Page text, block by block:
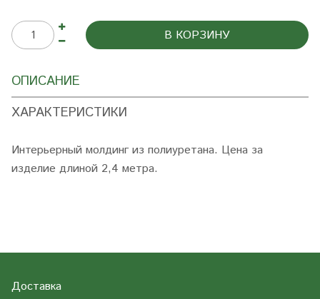
В КОРЗИНУ
ОПИСАНИЕ
ХАРАКТЕРИСТИКИ
Интерьерный молдинг из полиуретана. Цена за
изделие длиной 2,4 метра.
Доставка